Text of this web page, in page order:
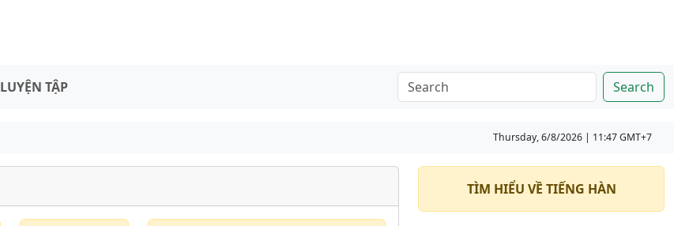
LUYỆN TẬP Search
Thursday, 6/8/2026 | 11:47 GMT+7
TÌM HIỂU VỀ TIẾNG HÀN